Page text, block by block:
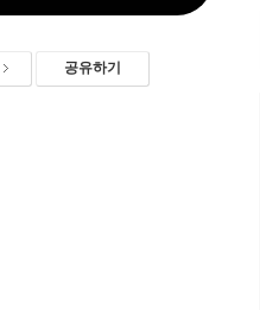
공유하기